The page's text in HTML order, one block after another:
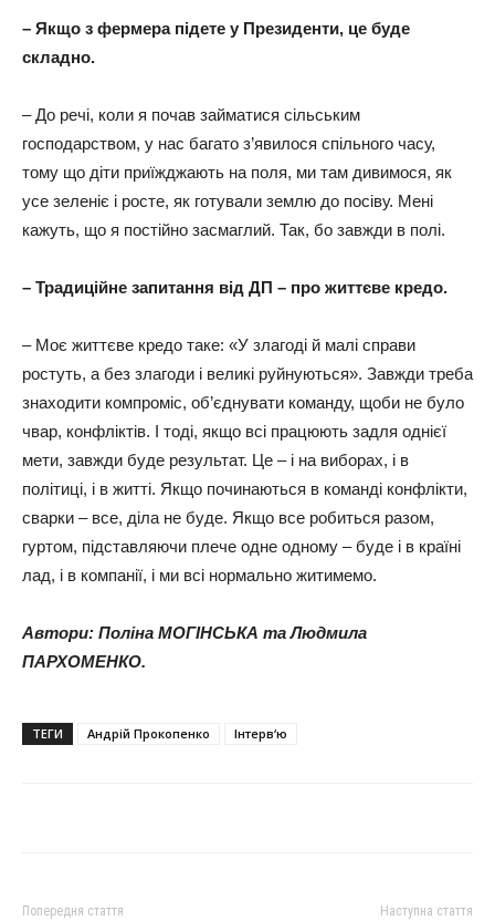
– Якщо з фермера підете у Президенти, це буде
складно.
– До речі, коли я почав займатися сільським
господарством, у нас багато з’явилося спільного часу,
тому що діти приїжджають на поля, ми там дивимося, як
усе зеленіє і росте, як готували землю до посіву. Мені
кажуть, що я постійно засмаглий. Так, бо завжди в полі.
– Традиційне запитання від ДП – про життєве кредо.
– Моє життєве кредо таке: «У злагоді й малі справи
ростуть, а без злагоди і великі руйнуються». Завжди треба
знаходити компроміс, об’єднувати команду, щоби не було
чвар, конфліктів. І тоді, якщо всі працюють задля однієї
мети, завжди буде результат. Це – і на виборах, і в
політиці, і в житті. Якщо починаються в команді конфлікти,
сварки – все, діла не буде. Якщо все робиться разом,
гуртом, підставляючи плече одне одному – буде і в країні
лад, і в компанії, і ми всі нормально житимемо.
Автори: Поліна МОГІНСЬКА та Людмила
ПАРХОМЕНКО.
ТЕГИ Андрій Прокопенко Інтерв‘ю
Попередня стаття Наступна стаття